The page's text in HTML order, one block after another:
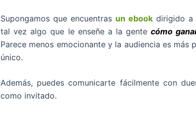
Supongamos que encuentras un ebook dirigido a
tal vez algo que le enseñe a la gentecómo
Parece menos emocionante y la audiencia es
único.
Además, puedes comunicarte fácilmente con
como invitado.